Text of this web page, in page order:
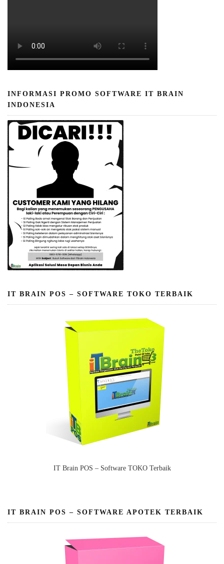
INFORMASI PROMO SOFTWARE IT BRAIN
INDONESIA
IT BRAIN POS – SOFTWARE TOKO TERBAIK
IT Brain POS – Software TOKO Terbaik
IT BRAIN POS – SOFTWARE APOTEK TERBAIK